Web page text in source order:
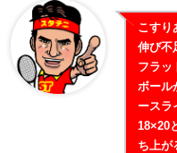
こすり
伸び不
フラッ
ボール
ースラ
18×20
ち上が